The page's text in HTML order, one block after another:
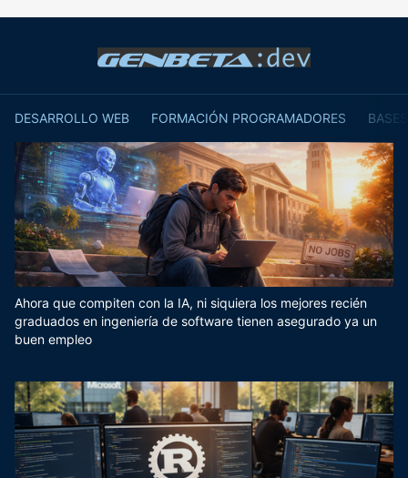
DESARROLLO WEB FORMACIÓN PROGRAMADORES
Ahora que compiten con la IA, ni siquiera los mejores recién
graduados en ingeniería de software tienen asegurado ya un
buen empleo